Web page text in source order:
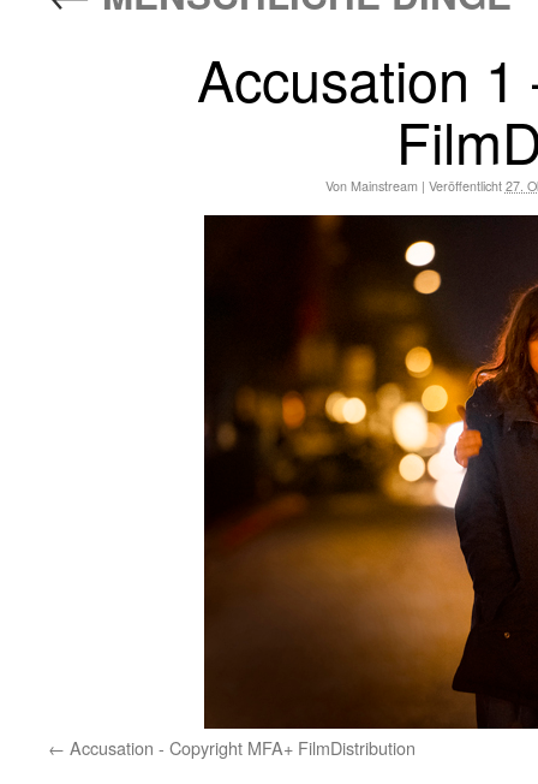
Accusation
Von Mainstream | Veröffentlicht 27.
Accusation - Copyright MFA+ FilmDistribution